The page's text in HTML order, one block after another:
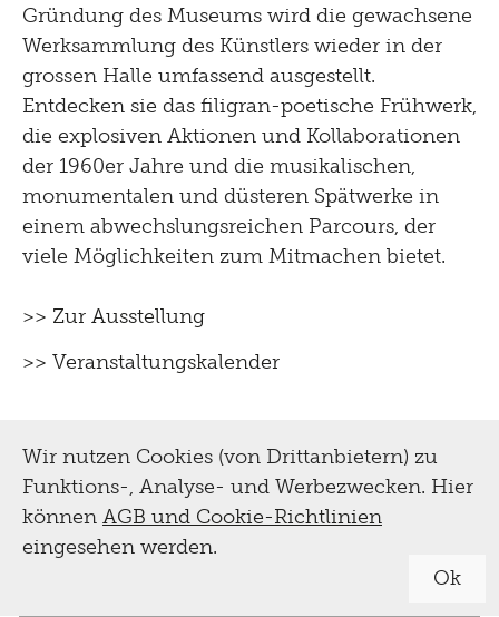
Gründung des Museums wird die gewachsene
Werksammlung des Künstlers wieder in der
grossen Halle umfassend ausgestellt.
Entdecken sie das filigran-poetische Frühwerk,
die explosiven Aktionen und Kollaborationen
der 1960er Jahre und die musikalischen,
monumentalen und düsteren Spätwerke in
einem abwechslungsreichen Parcours, der
viele Möglichkeiten zum Mitmachen bietet.
>> Zur Ausstellung
>> Veranstaltungskalender
Wir nutzen Cookies (von Drittanbietern) zu
Funktions-, Analyse- und Werbezwecken. Hier
können AGB und Cookie-Richtlinien
eingesehen werden.
Ok